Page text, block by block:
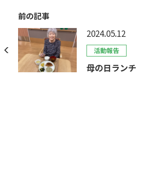
前の記事
2024.05.12
活動報告
母の日ランチ